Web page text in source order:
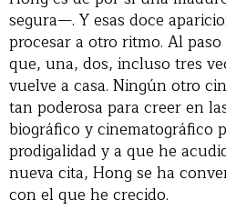
segura—. Y esas doce
procesar a otro ritmo. Al
que, una, dos, incluso tres
vuelve a casa. Ningún otro
tan poderosa para creer en
biográfico y cinematográfico
prodigalidad y a que he
nueva cita, Hong se ha
con el que he crecido.